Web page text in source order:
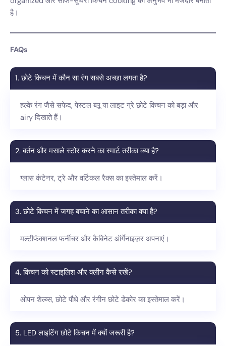
है।
FAQs
1. छोटे किचन में कौन सा रंग सबसे अच्छा लगता है?
हल्के रंग जैसे सफेद, पेस्टल ब्लू या लाइट ग्रे छोटे किचन को बड़ा और
airy दिखाते हैं।
2. बर्तन और मसाले स्टोर करने का स्मार्ट तरीका क्या है?
ग्लास कंटेनर, ट्रे और वर्टिकल रैक्स का इस्तेमाल करें।
3. छोटे किचन में जगह बचाने का आसान तरीका क्या है?
मल्टीफंक्शनल फर्नीचर और कैबिनेट ऑर्गेनाइज़र अपनाएं।
4. किचन को स्टाइलिश और क्लीन कैसे रखें?
ओपन शेल्व्स, छोटे पौधे और रंगीन छोटे डेकोर का इस्तेमाल करें।
5. LED लाइटिंग छोटे किचन में क्यों जरूरी है?